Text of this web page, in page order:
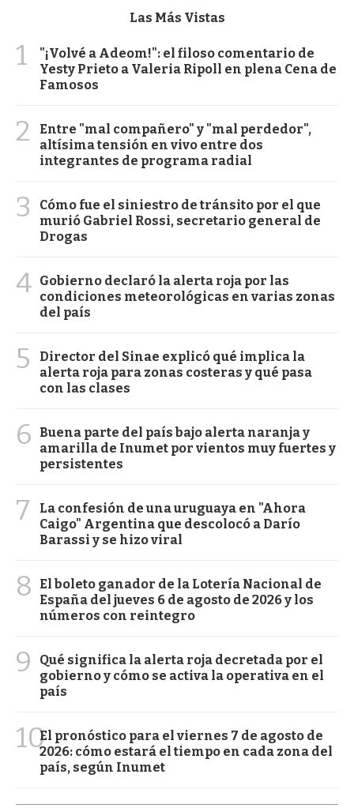
Las Más Vistas
1
"¡Volvé a Adeom!": el filoso comentario de
Yesty Prieto a Valeria Ripoll en plena Cena de
Famosos
2
Entre "mal compañero" y "mal perdedor",
altísima tensión en vivo entre dos
integrantes de programa radial
3
Cómo fue el siniestro de tránsito por el que
murió Gabriel Rossi, secretario general de
Drogas
4 Gobierno declaró la alerta roja por las
condiciones meteorológicas en varias zonas
del país
5
Director del Sinae explicó qué implica la
alerta roja para zonas costeras y qué pasa
con las clases
6
Buena parte del país bajo alerta naranja y
amarilla de Inumet por vientos muy fuertes y
persistentes
7
La confesión de una uruguaya en "Ahora
Caigo" Argentina que descolocó a Darío
Barassi y se hizo viral
8
El boleto ganador de la Lotería Nacional de
España del jueves 6 de agosto de 2026 y los
números con reintegro
9
Qué significa la alerta roja decretada por el
gobierno y cómo se activa la operativa en el
país
10El pronóstico para el viernes 7 de agosto de
2026: cómo estará el tiempo en cada zona del
país, según Inumet